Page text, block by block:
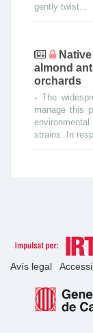
gently twist...
almond
orchards
-The
manage this
strains. In
Avís legal